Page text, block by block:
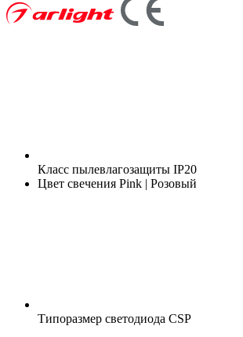
Класс пылевлагозащиты IP20
Цвет свечения Pink | Розовый
Типоразмер светодиода CSP